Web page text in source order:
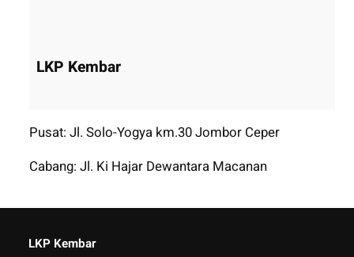
LKP Kembar
Pusat: Jl. Solo-Yogya km.30 Jombor Ceper
Cabang: Jl. Ki Hajar Dewantara Macanan
LKP Kembar